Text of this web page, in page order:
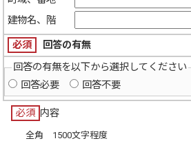
建物名、階
必須
回答の有無
回答の有無を以下から選択してください
回答必要
回答不要
必須 内容
全角 1500文字程度